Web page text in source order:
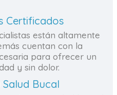
Certificados
están altamente
cuentan con la
para ofrecer un
y sin dolor.
Salud Bucal